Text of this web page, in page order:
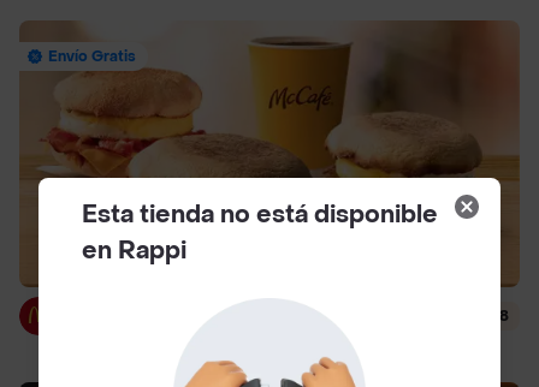
Envío Gratis
$ 3000
4.8
Esta tienda no está disponible
en Rappi